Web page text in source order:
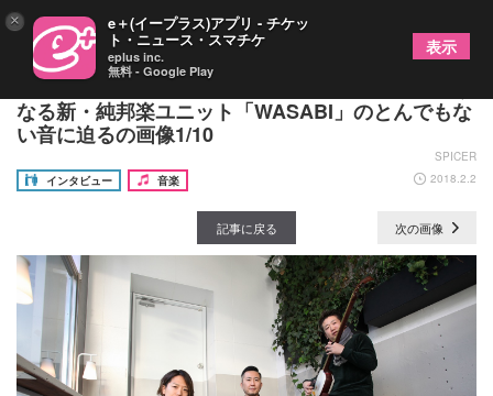
吉田兄弟の吉田良一郎率いる和楽器のグルーヴがう
なる新・純邦楽ユニット「WASABI」のとんでもな
い音に迫るの画像1/10
SPICER
インタビュー
音楽 2018.2.2
記事に戻る 次の画像
× e＋(イープラス)アプリ - チケッ
ト・ニュース・スマチケ
eplus inc.
無料 - Google Play
表示